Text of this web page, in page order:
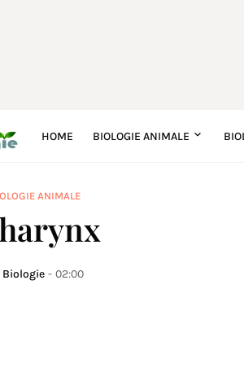
HOME BIOLOGIE ANIMALE
ANIMALE
Biologie - 02:00